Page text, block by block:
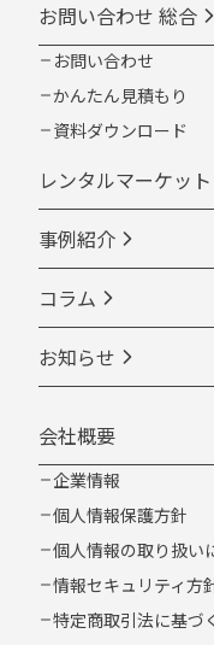
お問い合わせ 総合
お問い合わせ
かんたん見積もり
資料ダウンロード
レンタルマーケッ
事例紹介
コラム
お知らせ
会社概要
企業情報
個人情報保護方針
個人情報の取り扱い
情報セキュリティ方
特定商取引法に基づ